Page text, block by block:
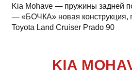
Kia Mohave — пружины задней
— «БОЧКА» новая конструкция,
Toyota Land Cruiser Prado 90
KIA